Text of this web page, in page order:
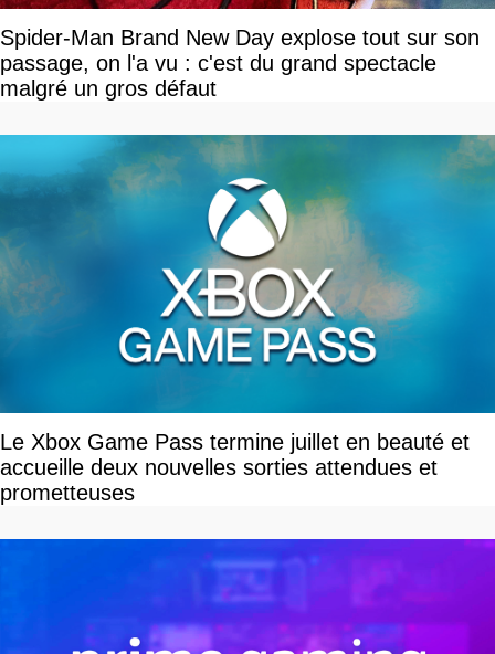
Spider-Man Brand New Day explose tout sur son
passage, on l'a vu : c'est du grand spectacle
malgré un gros défaut
Le Xbox Game Pass termine juillet en beauté et
accueille deux nouvelles sorties attendues et
prometteuses